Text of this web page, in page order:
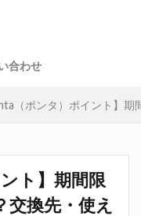
合わせ
（ポンタ）ポイント】
ト】期間限
換先・使え